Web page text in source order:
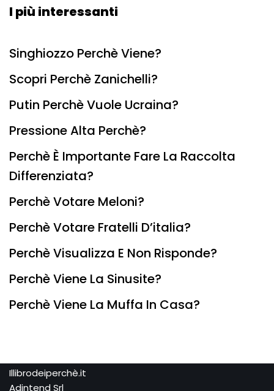
I più interessanti
Singhiozzo Perchè Viene?
Scopri Perchè Zanichelli?
Putin Perchè Vuole Ucraina?
Pressione Alta Perchè?
Perchè È Importante Fare La Raccolta
Differenziata?
Perchè Votare Meloni?
Perchè Votare Fratelli D’italia?
Perchè Visualizza E Non Risponde?
Perchè Viene La Sinusite?
Perchè Viene La Muffa In Casa?
Illibrodeiperchè.it
Adintend Srl